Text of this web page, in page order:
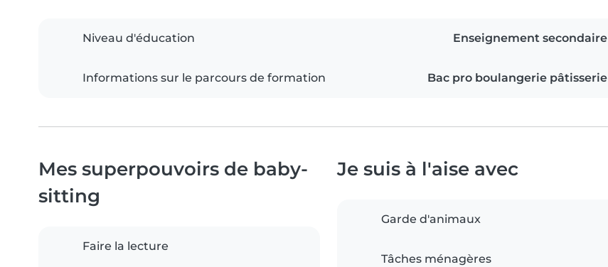
Niveau d'éducation Enseignement secondaire
Informations sur le parcours de formation Bac pro boulangerie pâtisserie
Mes superpouvoirs de baby-
sitting
Faire la lecture
Je suis à l'aise avec
Garde d'animaux
Tâches ménagères